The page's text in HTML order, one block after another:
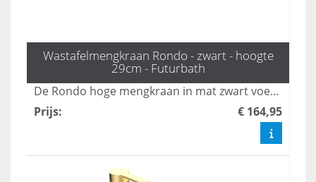
Wastafelmengkraan Rondo - zwart - hoogte
29cm - Futurbath
De Rondo hoge mengkraan in mat zwart voegt een krachtig statement toe aan uw badkamer met zijn strakke en moderne ontwerp. Met een hoogte van 29 cm is deze kraan perfect afgestemd op hedendaagse badkamerstijlen en biedt hij zowel functionaliteit als stijl. Transformeer uw badkamer met deze eigentijdse en stijlvolle mengkraan die zowel esthetisch als praktisch is.
Prijs: € 164,95